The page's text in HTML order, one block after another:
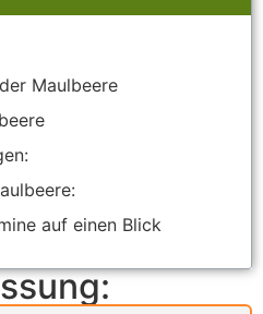
Maulbeere
auf einen Blick